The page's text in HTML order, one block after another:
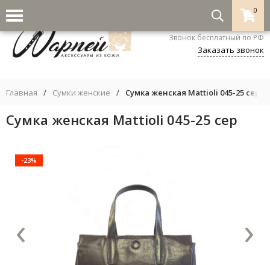
0
8-800-333-5530
Звонок бесплатный по РФ
Заказать звонок
Главная / Сумки женские / Сумка женская Mattioli 045-25 сер
Сумка женская Mattioli 045-25 сер
-23%
‹ ›